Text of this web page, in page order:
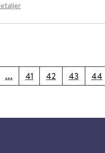
... 41 42 43 44